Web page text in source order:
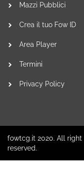
Mazzi Pubblici
Crea il tuo Fow ID
Area Player
Termini
Privacy Policy
fowtcg.it 2020. All right
reserved.